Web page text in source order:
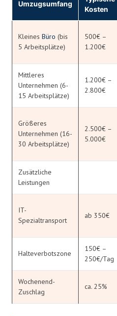
Umzugsumfang
Kosten
Kleines Büro (bis
5 Arbeitsplätze)
500€ –
1.200€
Mittleres
Unternehmen (6-
15 Arbeitsplätze)
1.200€ –
2.800€
Größeres
Unternehmen (16-
30 Arbeitsplätze)
2.500€ –
5.000€
Zusätzliche
Leistungen
IT-
Spezialtransport
ab 350€
Halteverbotszone
150€ –
250€/Tag
Wochenend-
Zuschlag
ca. 25%